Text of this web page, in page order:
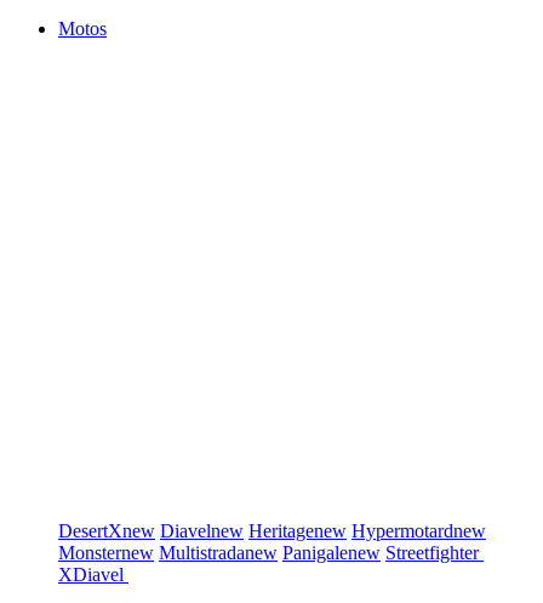
Motos
DesertXnew Diavelnew Heritagenew Hypermotardnew
Monsternew Multistradanew Panigalenew Streetfighter
XDiavel